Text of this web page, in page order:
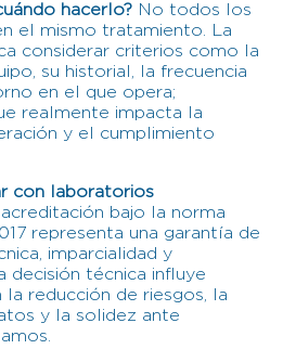
hacerlo? No todos los
el mismo tratamiento. La
considerar criterios como la
su historial, la frecuencia
en el que opera;
realmente impacta la
y el cumplimiento
con laboratorios
acreditación bajo la norma
representa una garantía de
imparcialidad y
decisión técnica influye
reducción de riesgos, la
y la solidez ante